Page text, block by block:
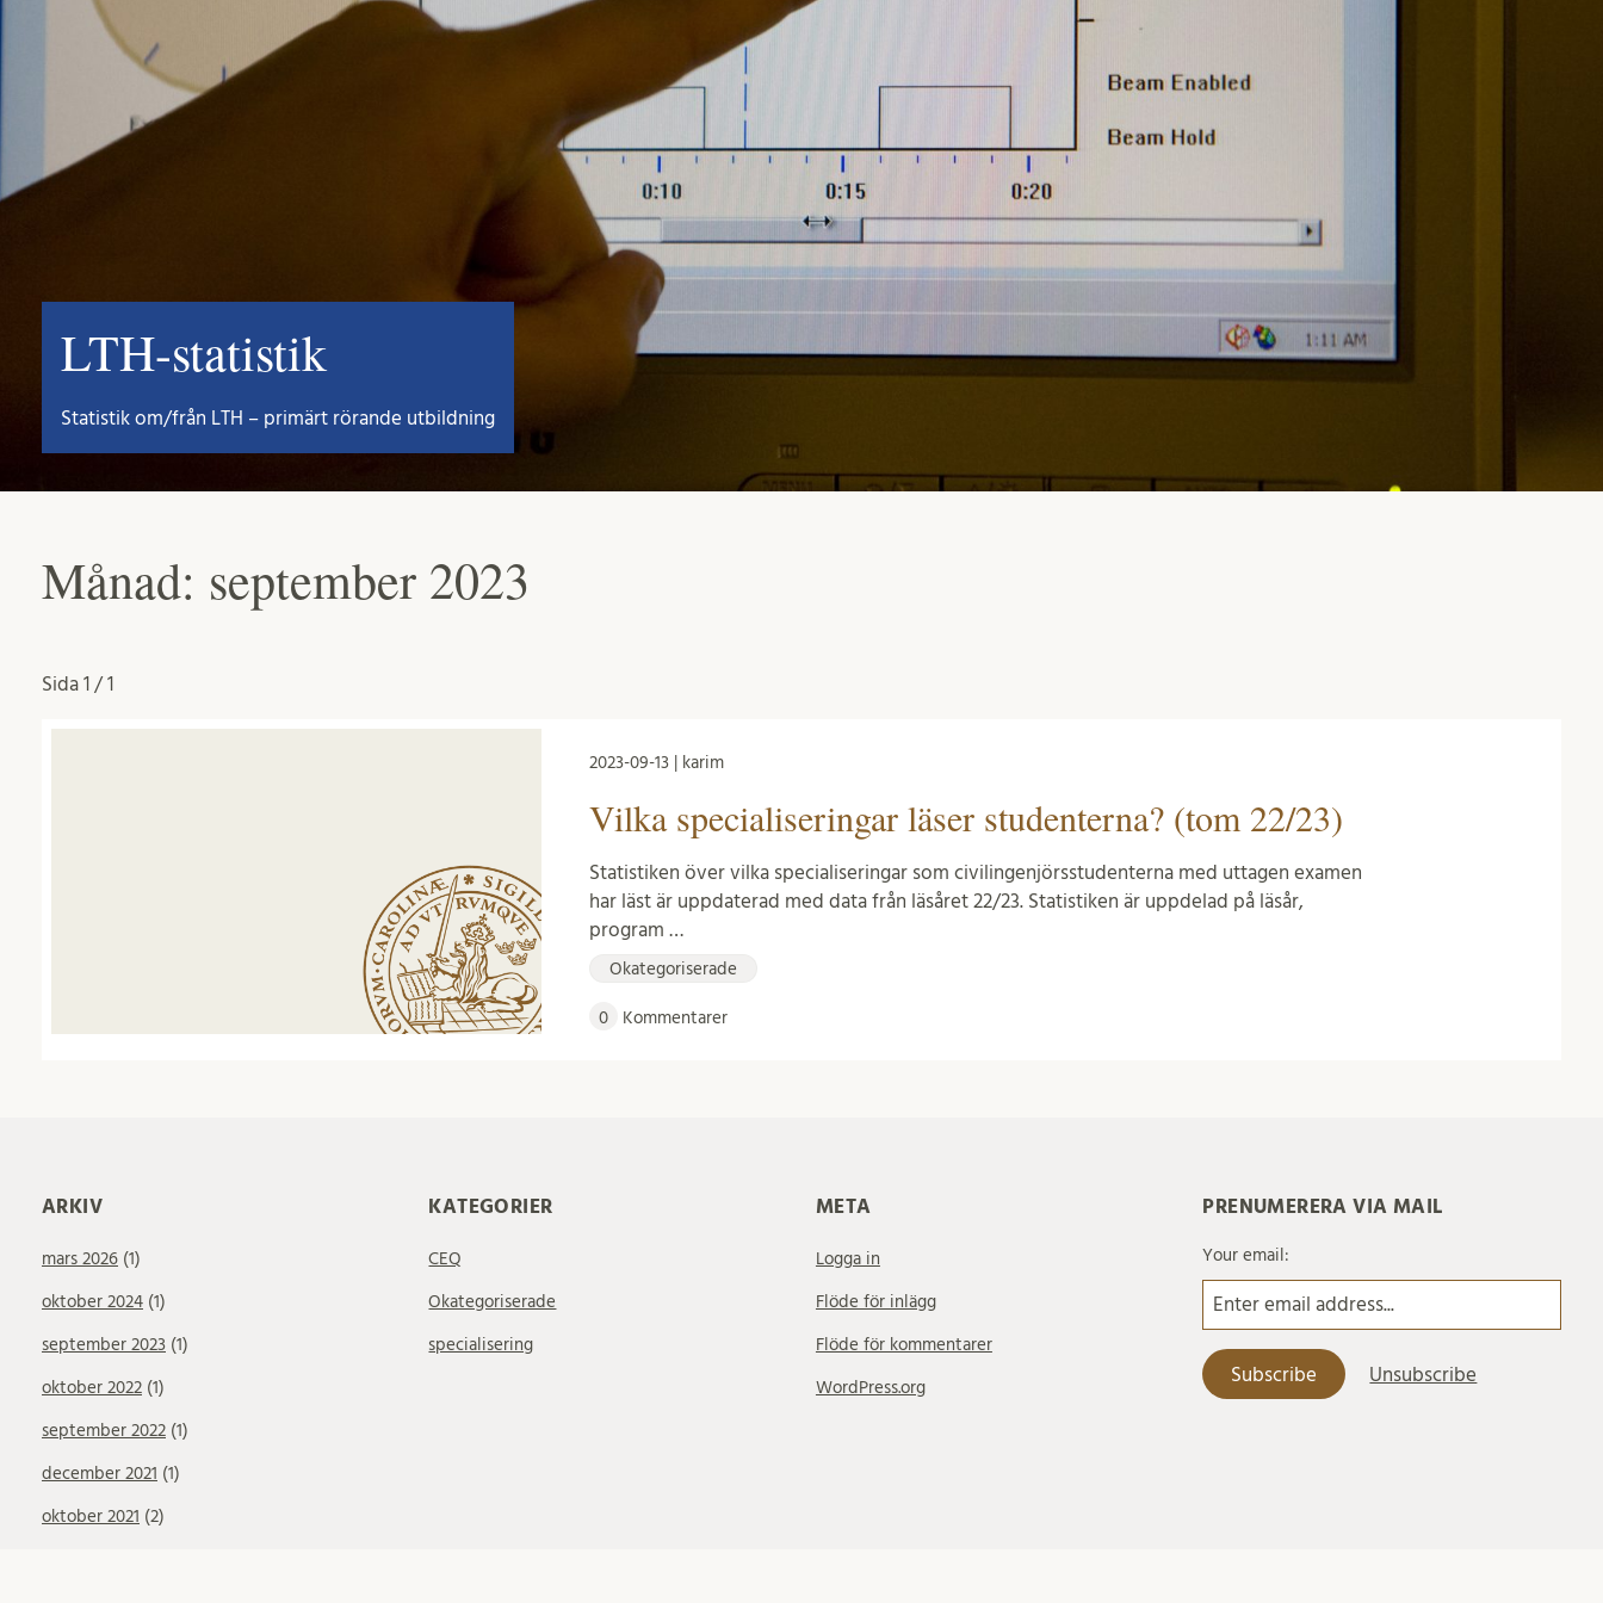
LTH-statistik
Statistik om/från LTH – primärt rörande utbildning
Månad: september 2023
Sida 1 / 1
2023-09-13 | karim
Vilka specialiseringar läser studenterna? (tom 22/23)
Statistiken över vilka specialiseringar som civilingenjörsstudenterna med uttagen examen
har läst är uppdaterad med data från läsåret 22/23. Statistiken är uppdelad på läsår,
program …
Okategoriserade
0 Kommentarer
ARKIV
mars 2026 (1)
oktober 2024 (1)
september 2023 (1)
oktober 2022 (1)
september 2022 (1)
december 2021 (1)
oktober 2021 (2)
KATEGORIER
CEQ
Okategoriserade
specialisering
META
Logga in
Flöde för inlägg
Flöde för kommentarer
WordPress.org
PRENUMERERA VIA MAIL
Your email: